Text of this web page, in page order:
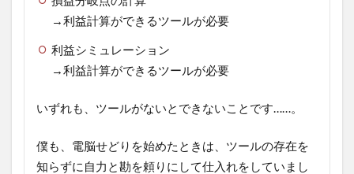
→利益計算ができるツールが必要
利益シミュレーション
→利益計算ができるツールが必要
いずれも、ツールがないとできないことです……。
僕も、電脳せどりを始めたときは、ツールの存在を
知らずに自力と勘を頼りにして仕入れをしていまし